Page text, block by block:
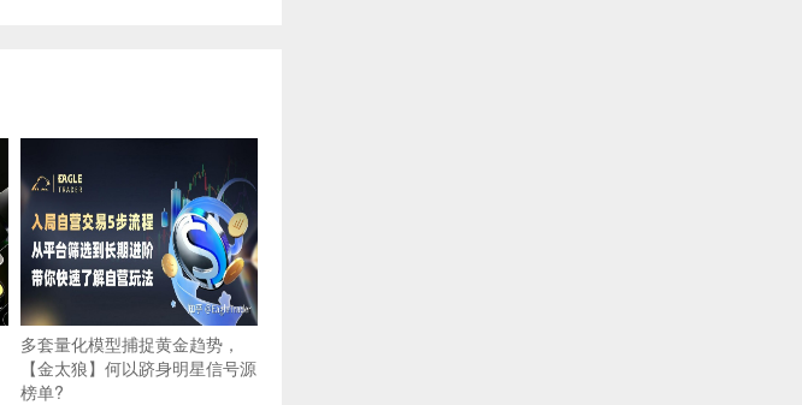
多套量化模型捕捉黄金趋势，
【金太狼】何以跻身明星信号源
榜单?